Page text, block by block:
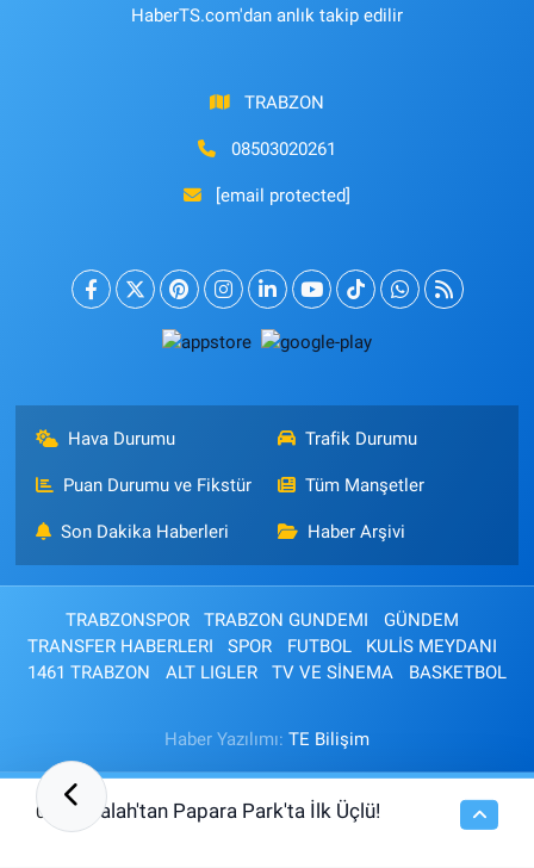
HaberTS.com'dan anlık takip edilir
TRABZON
08503020261
[email protected]
Hava Durumu Trafik Durumu
Puan Durumu ve Fikstür Tüm Manşetler
Son Dakika Haberleri Haber Arşivi
TRABZONSPOR TRABZON GUNDEMI
GÜNDEM
TRANSFER HABERLERI
SPOR FUTBOL
KULİS MEYDANI
1461 TRABZON
ALT LIGLER TV VE SİNEMA BASKETBOL
Haber Yazılımı: TE Bilişim
08:26 Salah'tan Papara Park'ta İlk Üçlü!